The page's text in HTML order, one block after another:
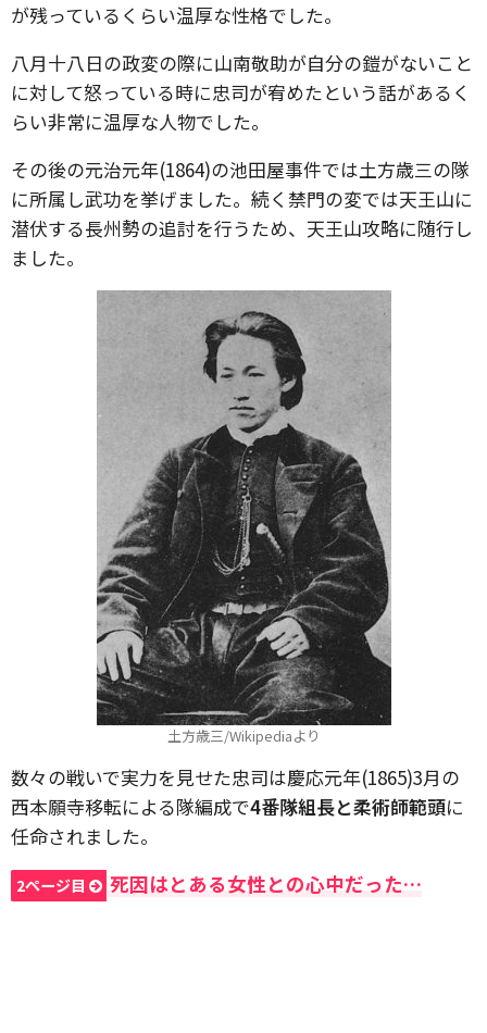
が残っているくらい温厚な性格でした。
八月十八日の政変の際に山南敬助が自分の鎧がないこと
に対して怒っている時に忠司が宥めたという話があるく
らい非常に温厚な人物でした。
その後の元治元年(1864)の池田屋事件では土方歳三の隊
に所属し武功を挙げました。続く禁門の変では天王山に
潜伏する長州勢の追討を行うため、天王山攻略に随行し
ました。
土方歳三/Wikipediaより
数々の戦いで実力を見せた忠司は慶応元年(1865)3月の
西本願寺移転による隊編成で4番隊組長と柔術師範頭に
任命されました。
2ページ目 死因はとある女性との心中だった…